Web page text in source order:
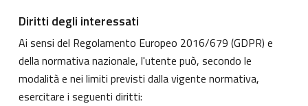
Diritti degli interessati
Ai sensi del Regolamento Europeo 2016/679 (GDPR) e
della normativa nazionale, l'utente può, secondo le
modalità e nei limiti previsti dalla vigente normativa,
esercitare i seguenti diritti: